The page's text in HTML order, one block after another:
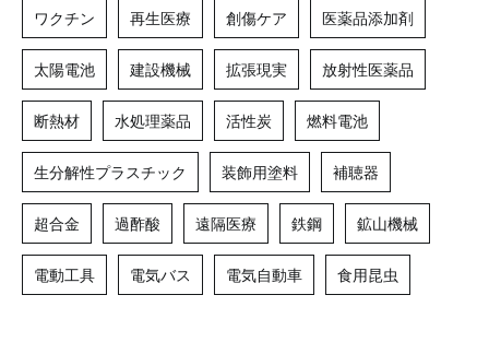
ワクチン 再生医療 創傷ケア 医薬品添加剤
太陽電池 建設機械 拡張現実 放射性医薬品
断熱材 水処理薬品 活性炭 燃料電池
生分解性プラスチック 装飾用塗料 補聴器
超合金 過酢酸 遠隔医療 鉄鋼 鉱山機械
電動工具 電気バス 電気自動車 食用昆虫